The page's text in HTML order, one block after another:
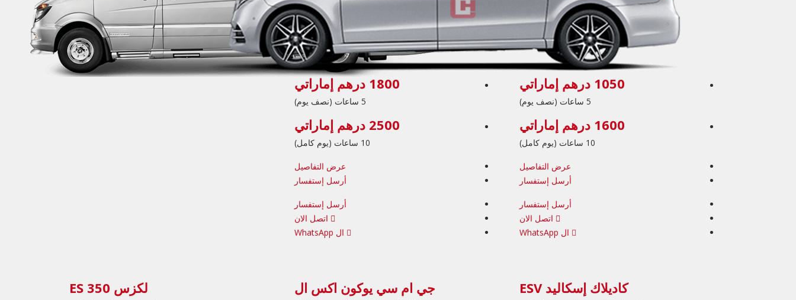
1800 درهم إماراتي
5 ساعات (نصف يوم)
2500 درهم إماراتي
10 ساعات (يوم كامل)
عرض التفاصيل
أرسل إستفسار
أرسل إستفسار
اتصل الان
ال WhatsApp
1050 درهم إماراتي
5 ساعات (نصف يوم)
1600 درهم إماراتي
10 ساعات (يوم كامل)
عرض التفاصيل
أرسل إستفسار
أرسل إستفسار
اتصل الان
ال WhatsApp
لكزس ES 350 جي ام سي يوكون اكس ال كاديلاك إسكاليد ESV